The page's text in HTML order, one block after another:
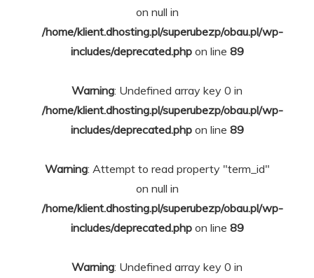
on null in
/home/klient.dhosting.pl/superubezp/obau.pl/wp-
includes/deprecated.phpon line 89
Warning: Undefined array key 0 in
/home/klient.dhosting.pl/superubezp/obau.pl/wp-
includes/deprecated.phpon line 89
Warning: Attempt to read property "term_id"
on null in
/home/klient.dhosting.pl/superubezp/obau.pl/wp-
includes/deprecated.phpon line 89
Warning: Undefined array key 0 in